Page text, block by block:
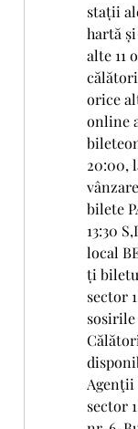
stații
hartă
alte 11
orice
online
20:00,
bilete
13:30
local
ți
sector
Agenţii
sector